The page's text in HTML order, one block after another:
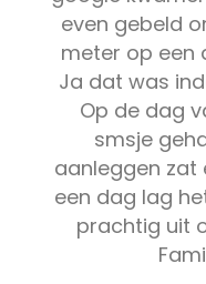
even gebeld
meter op een
Ja dat was
Op de dag
smsje
aanleggen zat
een dag lag
prachtig uit